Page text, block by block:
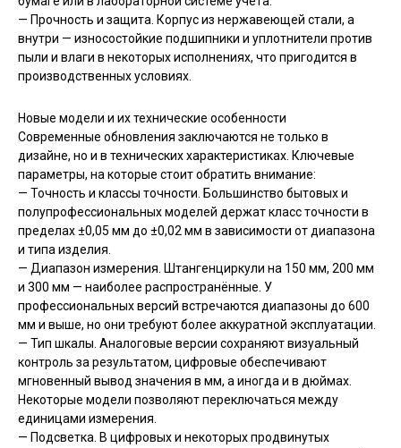
— Прочность и защита. Корпус из нержавеющей стали, а
внутри — износостойкие подшипники и уплотнители против
пыли и влаги в некоторых исполнениях, что пригодится в
производственных условиях.
Новые модели и их технические особенности
Современные обновления заключаются не только в
дизайне, но и в технических характеристиках. Ключевые
параметры, на которые стоит обратить внимание:
— Точность и классы точности. Большинство бытовых и
полупрофессиональных моделей держат класс точности в
пределах ±0,05 мм до ±0,02 мм в зависимости от диапазона
и типа изделия.
— Диапазон измерения. Штангенциркули на 150 мм, 200 мм
и 300 мм — наиболее распространённые. У
профессиональных версий встречаются диапазоны до 600
мм и выше, но они требуют более аккуратной эксплуатации.
— Тип шкалы. Аналоговые версии сохраняют визуальный
контроль за результатом, цифровые обеспечивают
мгновенный вывод значения в мм, а иногда и в дюймах.
Некоторые модели позволяют переключаться между
единицами измерения.
— Подсветка. В цифровых и некоторых продвинутых